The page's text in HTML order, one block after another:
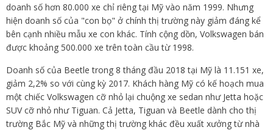
doanh số hơn 80.000 xe chỉ riêng tại Mỹ vào năm 1999. Nhưng
hiện doanh số của "con bọ" ở chính thị trường này giảm đáng kể
bên cạnh nhiều mẫu xe con khác. Tính cộng dồn, Volkswagen bán
được khoảng 500.000 xe trên toàn cầu từ 1998.
Doanh số của Beetle trong 8 tháng đầu 2018 tại Mỹ là 11.151 xe,
giảm 2,2% so với cùng kỳ 2017. Khách hàng Mỹ có kế hoạch mua
một chiếc Volkswagen cỡ nhỏ lại chuộng xe sedan như Jetta hoặc
SUV cỡ nhỏ như Tiguan. Cả Jetta, Tiguan và Beetle dành cho thị
trường Bắc Mỹ và những thị trường khác đều xuất xưởng từ nhà